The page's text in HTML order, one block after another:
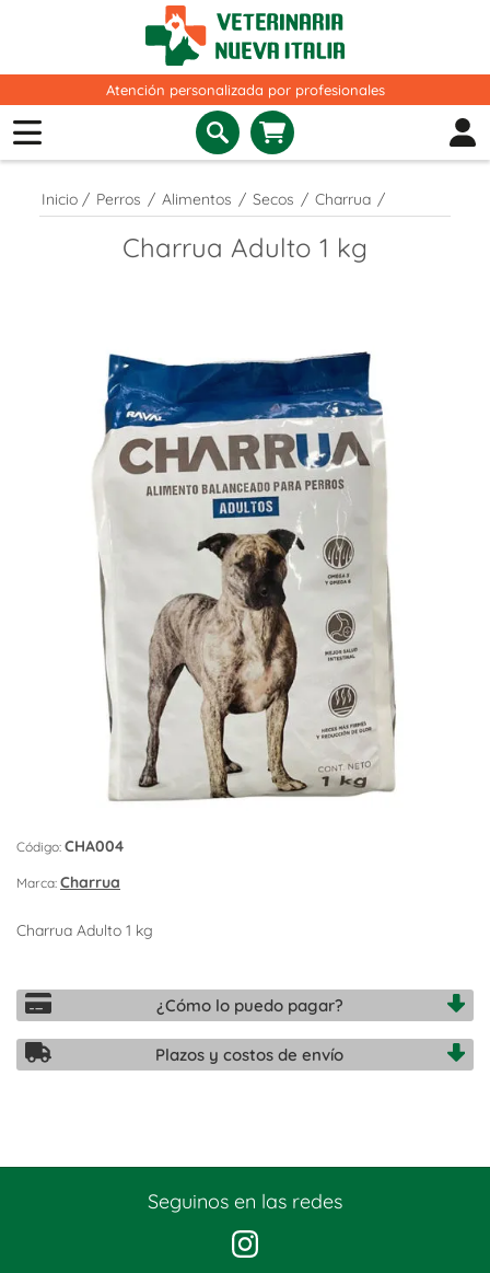
Atención personalizada por profesionales
Inicio / Perros / Alimentos / Secos / Charrua /
Charrua Adulto 1 kg
Código: CHA004
Marca: Charrua
Charrua Adulto 1 kg
¿Cómo lo puedo pagar?
Plazos y costos de envío
Seguinos en las redes